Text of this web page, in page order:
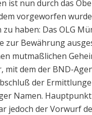
ist nun durch das
vorgeworfen
haben: Das OLG
zur Bewährung
mutmaßlichen
mit dem der BND-
der
Namen.
jedoch der Vorwurf